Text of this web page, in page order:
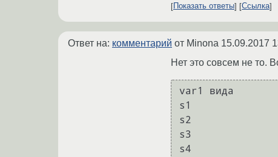
Показать ответы Ссылка
Ответ на: комментарий от Minona 15.09.2017
Нет это совсем не то.
var1 вида
s1
s2
s3
s4